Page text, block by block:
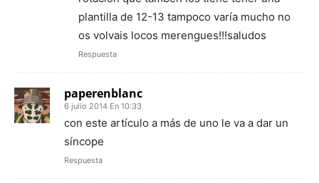
plantilla de 12-13 tampoco varía mucho no
os volvais locos merengues!!!saludos
Respuesta
paperenblanc
6 julio 2014 En 10:33
con este artículo a más de uno le va a dar un
síncope
Respuesta